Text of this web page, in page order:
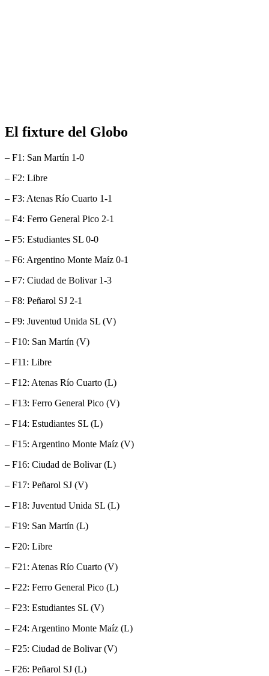
El fixture del Globo
– F1: San Martín 1-0
– F2: Libre
– F3: Atenas Río Cuarto 1-1
– F4: Ferro General Pico 2-1
– F5: Estudiantes SL 0-0
– F6: Argentino Monte Maíz 0-1
– F7: Ciudad de Bolivar 1-3
– F8: Peñarol SJ 2-1
– F9: Juventud Unida SL (V)
– F10: San Martín (V)
– F11: Libre
– F12: Atenas Río Cuarto (L)
– F13: Ferro General Pico (V)
– F14: Estudiantes SL (L)
– F15: Argentino Monte Maíz (V)
– F16: Ciudad de Bolivar (L)
– F17: Peñarol SJ (V)
– F18: Juventud Unida SL (L)
– F19: San Martín (L)
– F20: Libre
– F21: Atenas Río Cuarto (V)
– F22: Ferro General Pico (L)
– F23: Estudiantes SL (V)
– F24: Argentino Monte Maíz (L)
– F25: Ciudad de Bolivar (V)
– F26: Peñarol SJ (L)